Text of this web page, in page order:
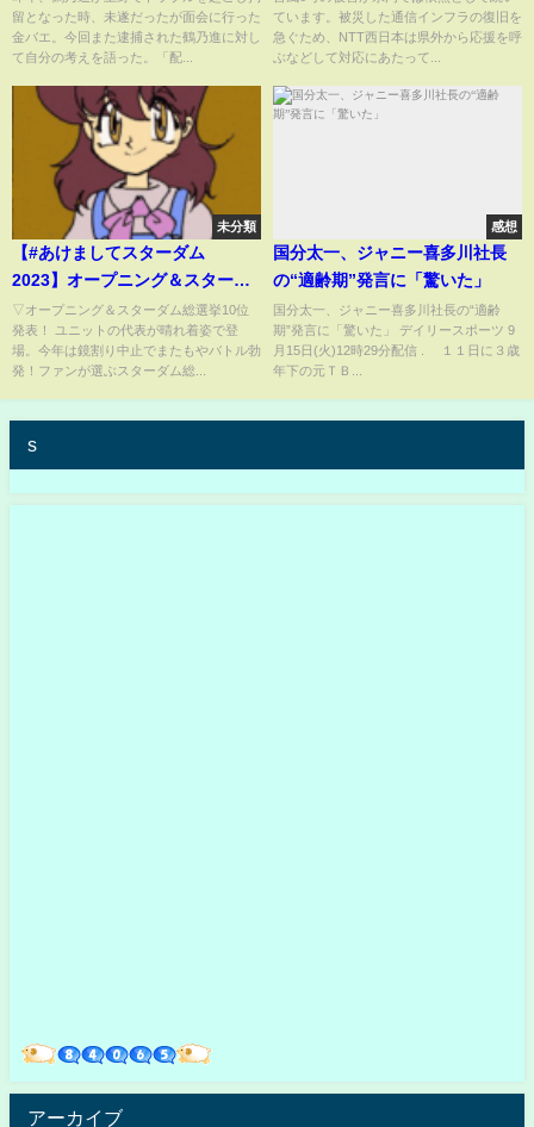
留となった時、未遂だったが面会に行った
金バエ。今回また逮捕された鶴乃進に対し
て自分の考えを語った。「配...
ています。被災した通信インフラの復旧を
急ぐため、NTT西日本は県外から応援を呼
ぶなどして対応にあたって...
未分類
【#あけましてスターダム
2023】オープニング＆スターダ
ム総選挙10位発表！鏡割り中止
でまたもやバトル勃発!?
【#STARDOM】
▽オープニング＆スターダム総選挙10位
発表！ ユニットの代表が晴れ着姿で登
場。今年は鏡割り中止でまたもやバトル勃
発！ファンが選ぶスターダム総...
感想
国分太一、ジャニー喜多川社長
の“適齢期”発言に「驚いた」
国分太一、ジャニー喜多川社長の“適齢
期”発言に「驚いた」 デイリースポーツ 9
月15日(火)12時29分配信 . １１日に３歳
年下の元ＴＢ...
s
アーカイブ